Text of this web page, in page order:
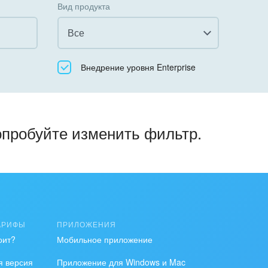
Вид продукта
Все
ВсеВнедрение уровня Enterprise
изменить фильтр.
версия
ПРИЛОЖЕНИЯ
Мобильное приложение
Приложение для Windows и Mac